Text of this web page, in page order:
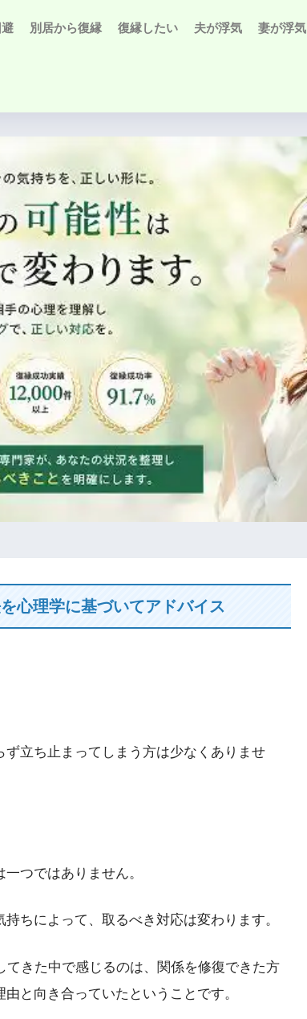
別居から復縁 復縁したい 夫が浮気 妻が浮気
心理学に基づいてアドバイス
立ち止まってしまう方は少なくありませ
つではありません。
ちによって、取るべき対応は変わります。
きた中で感じるのは、関係を修復できた方
と向き合っていたということです。